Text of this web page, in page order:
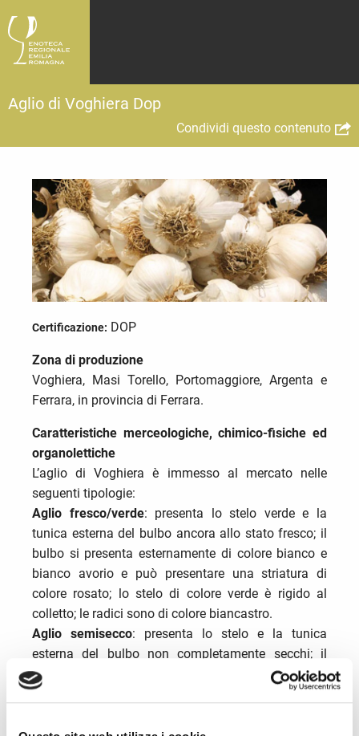
Aglio di Voghiera Dop
Condividi questo contenuto
Certificazione: DOP
Zona di produzione
Voghiera, Masi Torello, Portomaggiore, Argenta e
Ferrara, in provincia di Ferrara.
Caratteristiche merceologiche, chimico-fisiche ed
organolettiche
L’aglio di Voghiera è immesso al mercato nelle
seguenti tipologie:
Aglio fresco/verde: presenta lo stelo verde e la
tunica esterna del bulbo ancora allo stato fresco; il
bulbo si presenta esternamente di colore bianco e
bianco avorio e può presentare una striatura di
colore rosato; lo stelo di colore verde è rigido al
colletto; le radici sono di colore biancastro.
Aglio semisecco: presenta lo stelo e la tunica
esterna del bulbo non completamente secchi; il
bulbo esternamente è di colore bianco e bianco
avorio e può presentare una striatura rosata; lo stelo